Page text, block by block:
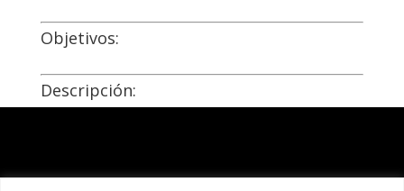
Objetivos:
Descripción: